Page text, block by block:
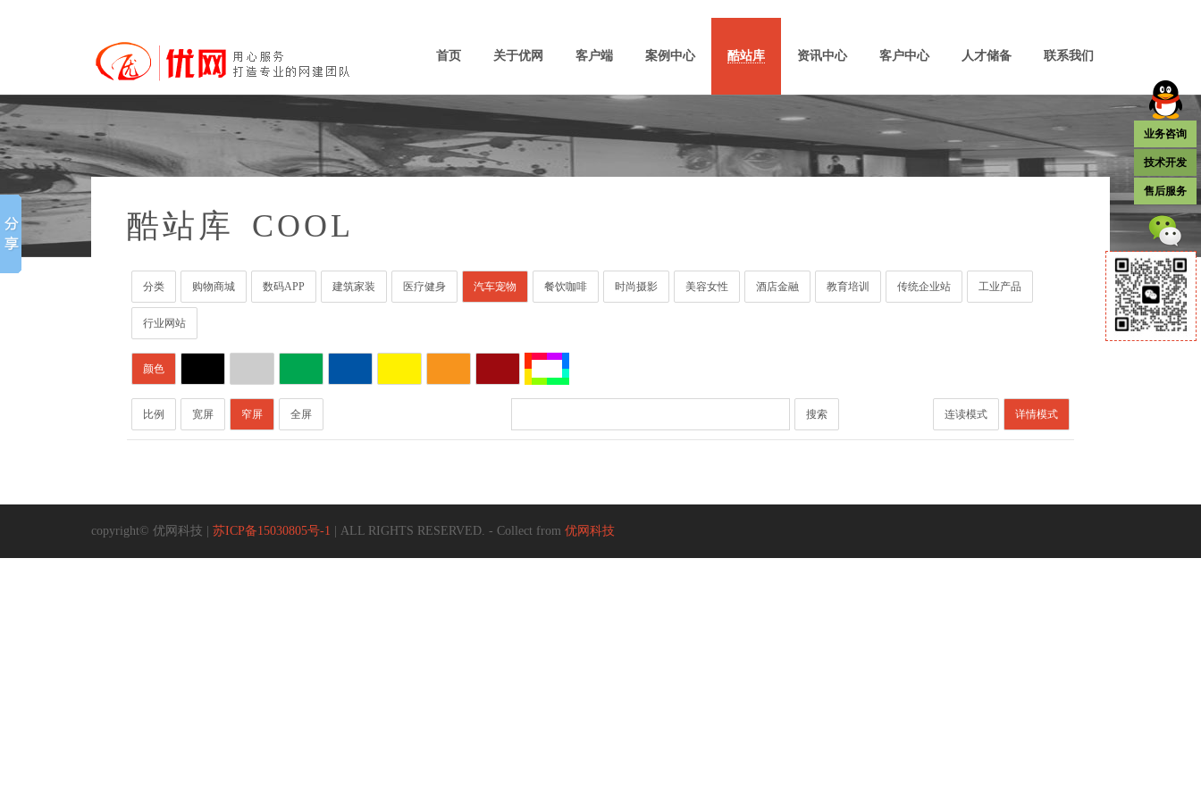
首页 关于优网 客户端 案例中心 酷站库 资讯中心 客户中心 人才储备 联系我们
酷站库 COOL
分类 购物商城 数码APP 建筑家装 医疗健身 汽车宠物 餐饮咖啡 时尚摄影 美容女性 酒店金融 教育培训 传统企业站 工业产品
行业网站
颜色
比例 宽屏 窄屏 全屏 详情模式
连读模式
搜索
copyright© 优网科技 | 苏ICP备15030805号-1 | ALL RIGHTS RESERVED. - Collect from 优网科技
业务咨询
技术开发
售后服务